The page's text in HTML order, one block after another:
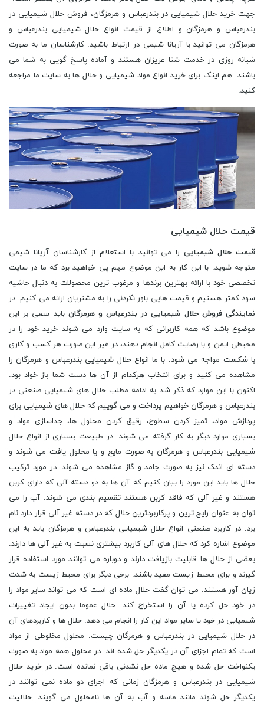
جهت خرید حلال شیمیایی در بندرعباس و هرمزگان، فروش حلال شیمیایی در
بندرعباس و هرمزگان و اطلاع از قیمت انواع حلال شیمیایی بندرعباس و
هرمزگان می توانید با آریانا شیمی در ارتباط باشید. کارشناسان ما به صورت
شبانه روزی در خدمت شنا عزیزان هستند و آماده پاسخ گویی به شما می
باشند. هم اینک برای خرید انواع مواد شیمیایی و حلال ها به سایت ما مراجعه
کنید.
قیمت حلال شیمیایی
قیمت حلال شیمیایی را می توانید با استعلام از کارشناسان آریانا شیمی
متوجه شوید. با این کار به این موضوع مهم پی خواهید برد که ما در سایت
تخصصی خود با ارائه بهترین برندها و مرغوب ترین محصولات به دنبال حاشیه
سود کمتر هستیم و قیمت هایی باور نکردنی را به مشتریان ارائه می کنیم. در
نمایندگی فروش حلال شیمیایی در بندرعباس و هرمزگان باید سعی بر این
موضوع باشد که همه کاربرانی که به سایت وارد می شوند خرید خود را در
محیطی ایمن و با رضایت کامل انجام دهند، در غیر این صورت هر کسب و کاری
با شکست مواجه می شود. با ما انواع حلال شیمیایی بندرعباس و هرمزگان را
مشاهده می کنید و برای انتخاب هرکدام از آن ها دست شما باز خواد بود.
اکنون با این موارد که ذکر شد به ادامه مطلب حلال های شیمیایی صنعتی در
بندرعباس و هرمزگان خواهیم پرداخت و می گوییم که حلال های شیمیایی برای
پردازش مواد، تمیز کردن سطوح، رقیق کردن محلول ها، جداسازی مواد و
بسیاری موارد دیگر به کار گرفته می شوند. در طبیعت بسیاری از انواع حلال
شیمیایی بندرعباس و هرمزگان به صورت مایع و یا محلول یافت می شوند و
دسته ای اندک نیز به صورت جامد و گاز مشاهده می شوند. در مورد ترکیب
حلال ها باید این مورد را بیان کنیم که آن ها به دو دسته آلی که دارای کربن
هستند و غیر آلی که فاقد کربن هستند تقسیم بندی می شوند. آب را می
توان به عنوان رایج ترین و پرکاربردترین حلال که در دسته غیر آلی قرار دارد نام
برد. در کاربرد صنعتی انواع حلال شیمیایی بندرعباس و هرمزگان باید به این
موضوع اشاره کرد که حلال های آلی کاربرد بیشتری نسبت به غیر آلی ها دارند.
بعضی از حلال ها قابلیت بازیافت دارند و دوباره می توانند مورد استفاده قرار
گیرند و برای محیط زیست مفید باشند. برخی دیگر برای محیط زیست به شدت
زیان آور هستند. می توان گفت حلال ماده ای است که می تواند سایر مواد را
در خود حل کرده یا آن را استخراج کند. حلال عموما بدون ایجاد تغییرات
شیمیایی در خود یا سایر مواد این کار را انجام می دهد. حلال ها و کاربردهای آن
در حلال شیمیایی در بندرعباس و هرمزگان چیست. محلول مخلوطی از مواد
است که تمام اجزای آن در یکدیگر حل شده اند. در محلول همه مواد به صورت
یکنواخت حل شده و هیچ ماده حل نشدنی باقی نمانده است. در خرید حلال
شیمیایی در بندرعباس و هرمزگان زمانی که اجزای دو ماده نمی توانند در
یکدیگر حل شوند مانند ماسه و آب به آن ها نامحلول می گویند. حلالیت